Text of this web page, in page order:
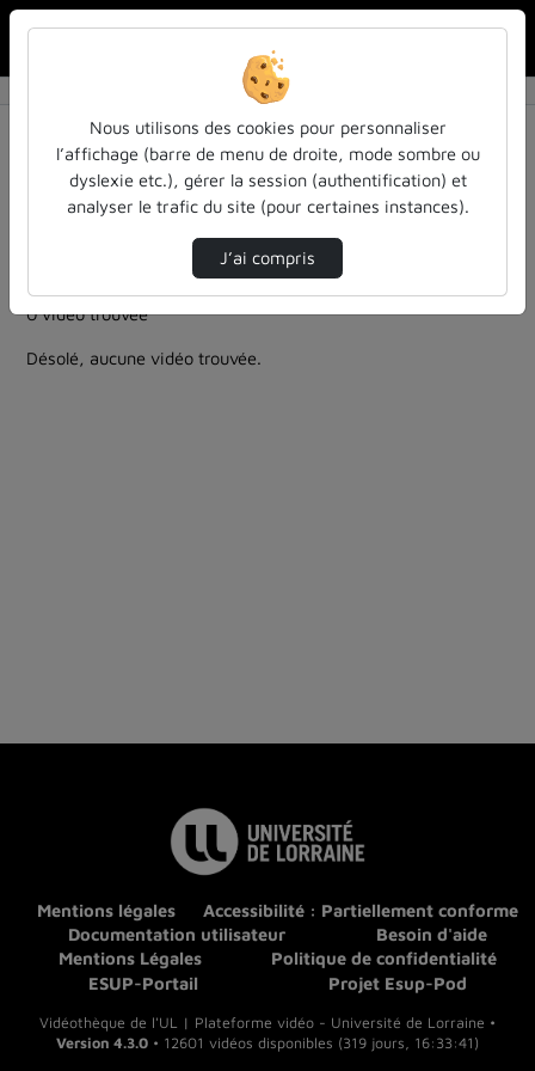
Résultats de la recherche
Filtres actifs (cliquer pour en retirer) :
Allemand
ia
ia-lintelligence-artificielle-approches-et-usages-a-
0 vidéo trouvée
Désolé, aucune vidéo trouvée.
Mentions légales
Accessibilité : Partiellement conforme
Documentation utilisateur
Besoin d'aide
Mentions Légales
Politique de confidentialité
ESUP-Portail
Projet Esup-Pod
Vidéothèque de l'UL | Plateforme vidéo - Université de Lorraine •
Version 4.3.0 • 12601 vidéos disponibles (319 jours, 16:33:41)
Nous utilisons des cookies pour personnaliser
l’affichage (barre de menu de droite, mode sombre ou
dyslexie etc.), gérer la session (authentification) et
analyser le trafic du site (pour certaines instances).
J’ai compris